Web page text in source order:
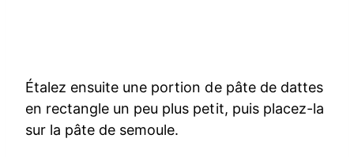
Étalez ensuite une portion de pâte de dattes
en rectangle un peu plus petit, puis placez-la
sur la pâte de semoule.